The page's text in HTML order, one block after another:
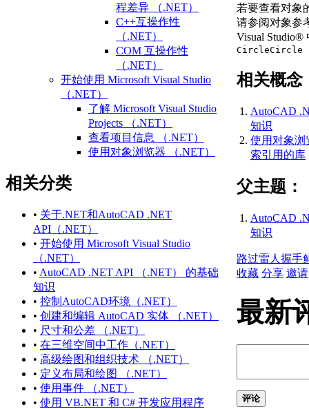
程差异 （.NET）
C++互操作性
（.NET）
COM 互操作性
（.NET）
开始使用 Microsoft Visual Studio
（.NET）
了解 Microsoft Visual Studio
Projects （.NET）
查看项目信息 （.NET）
使用对象浏览器 （.NET）
相关 AutoCAD 命令和术语
（.NET）
有关 Microsoft Visual Studio
定义项目中的组件 （.NET）
每个文档数据
（.NET）
使用 Microsoft Visual Studio
Projects （.NET）
创建新项目 （.NET）
打开现有项目或解决方
案 （.NET）
保存项目或解决方案
（.NET）
相关分类
• 关于.NET和AutoCAD .NET
API（.NET）
• 开始使用 Microsoft Visual Studio
（.NET）
• AutoCAD .NET API （.NET） 的基础
知识
• 控制AutoCAD环境（.NET）
• 创建和编辑 AutoCAD 实体 （.NET）
• 尺寸和公差 （.NET）
• 在三维空间中工作（.NET）
• 高级绘图和组织技术 （.NET）
• 定义布局和绘图 （.NET）
• 使用事件 （.NET）
• 使用 VB.NET 和 C# 开发应用程序
若要查看对象
请参阅对象参
Visual Studio®
CircleCircle
相关概念
AutoCAD
知识
使用对象浏
索引用的库
父主题：
AutoCAD
知识
路过雷人 握手
收藏 分享 邀请
最新
评论